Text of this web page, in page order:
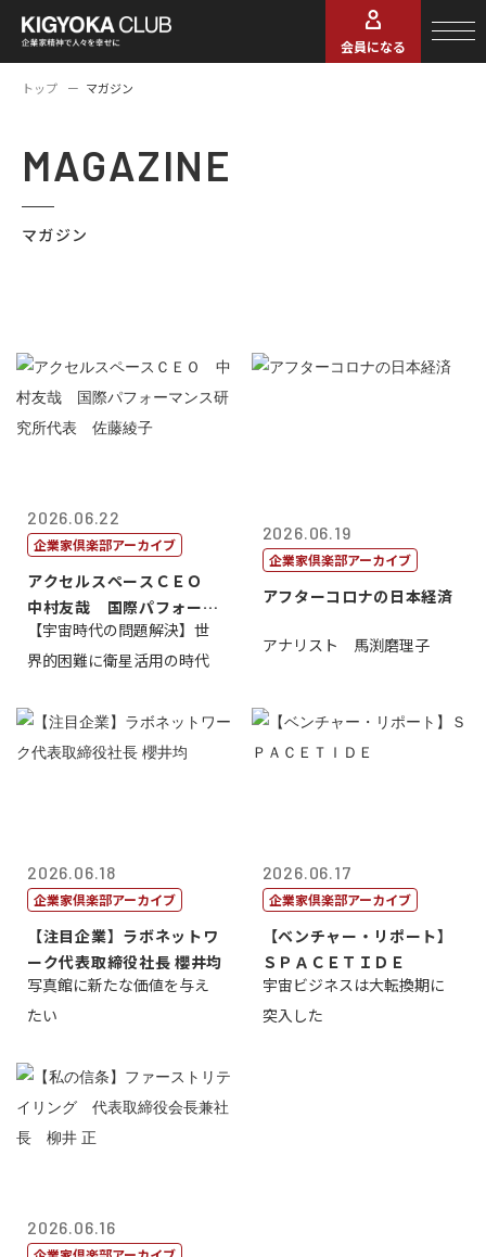
会員になる
トップ マガジン
MAGAZINE
マガジン
2026.06.22
企業家倶楽部アーカイブ
アクセルスペースＣＥＯ
中村友哉 国際パフォーマ
ンス研究所代...
【宇宙時代の問題解決】世
界的困難に衛星活用の時代
2026.06.19
企業家倶楽部アーカイブ
アフターコロナの日本経済
アナリスト 馬渕磨理子
2026.06.18
企業家倶楽部アーカイブ
【注目企業】ラボネットワ
ーク代表取締役社長 櫻井均
写真館に新たな価値を与え
たい
2026.06.17
企業家倶楽部アーカイブ
【ベンチャー・リポート】
ＳＰＡＣＥＴＩＤＥ
宇宙ビジネスは大転換期に
突入した
2026.06.16